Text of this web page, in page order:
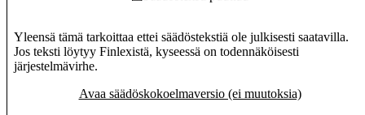
Yleensä tämä tarkoittaa ettei säädöstekstiä ole julkisesti saatavilla.
Jos teksti löytyy Finlexistä, kyseessä on todennäköisesti
järjestelmävirhe.
Avaa säädöskokoelmaversio (ei muutoksia)